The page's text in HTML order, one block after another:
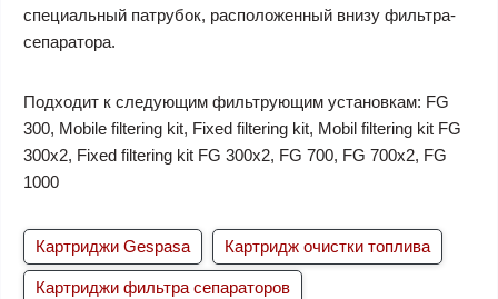
специальный патрубок, расположенный внизу фильтра-
сепаратора.
Подходит к следующим фильтрующим установкам: FG
300, Mobile filtering kit, Fixed filtering kit, Mobil filtering kit FG
300х2, Fixed filtering kit FG 300х2, FG 700, FG 700х2, FG
1000
Картриджи Gespasa Картридж очистки топлива
Картриджи фильтра сепараторов